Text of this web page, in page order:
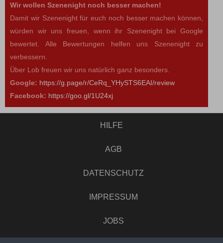
Wir wollen Szenenight noch besser machen!
Damit wir Szenenight für euch noch besser machen können,
würden wir uns freuen, wenn ihr Szenenight bei Google
bewertet. Alle Bewertungen helfen uns Szenenight zu
verbessern.
Über Lob freuen wir uns natürlich ganz besonders.
Google: https://g.page/r/CeRq_YHySTS6EAI/review
Facebook: https://goo.gl/1U24xj
HILFE
AGB
DATENSCHUTZ
IMPRESSUM
JOBS